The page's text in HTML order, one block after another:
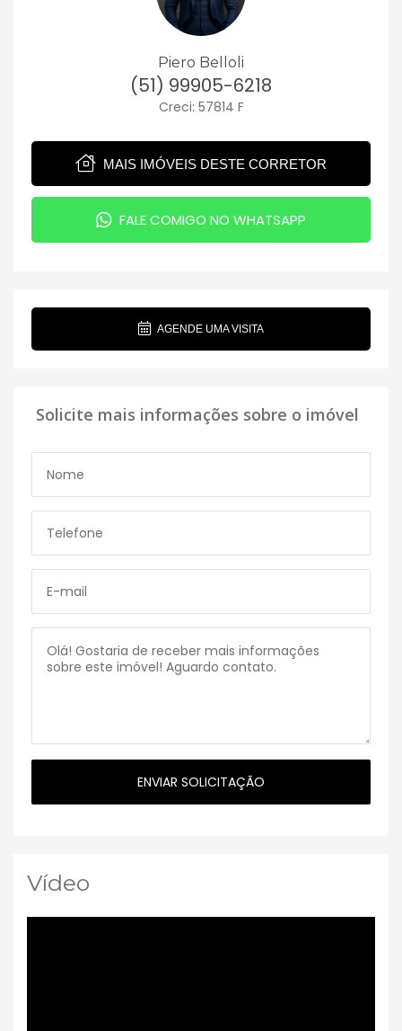
Piero Belloli
(51) 99905-6218
Creci: 57814 F
MAIS IMÓVEIS DESTE CORRETOR
FALE COMIGO NO WHATSAPP
AGENDE UMA VISITA
Solicite mais informações sobre o imóvel
Vídeo